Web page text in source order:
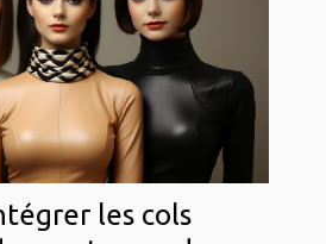
les cols